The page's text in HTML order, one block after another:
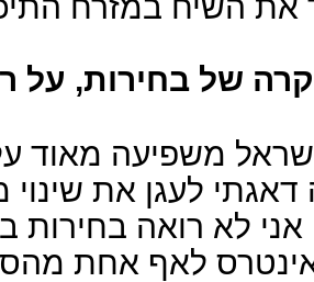
של בחירות, על
משפיעה מאוד
לעגן את שינוי
לא רואה בחירות
אינטרס לאף אחת